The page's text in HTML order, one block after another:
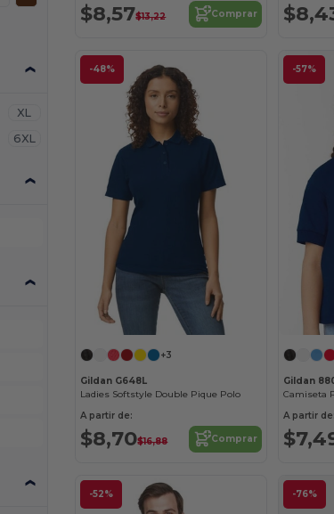
XL
6XL
$8,57$13,22 Comprar
-48%
+3
Gildan G648L
Ladies Softstyle Double Pique Polo
A partir de:
$8,70$16,88 Comprar
-57%
Gildan
A partir de:
-52% -76%